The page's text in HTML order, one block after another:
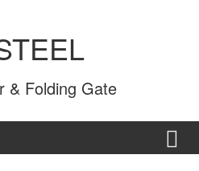
& Folding Gate